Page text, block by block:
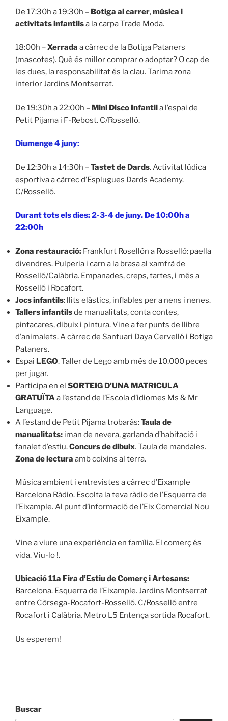
De 17:30h a 19:30h – Botiga al carrer,música i
activitats infantilsa la carpa Trade Moda.
18:00h –Xerrada a càrrec de la Botiga Pataners
(mascotes). Què és millor comprar o adoptar? O cap de
les dues, la responsabilitat és la clau. Tarima zona
interior Jardins Montserrat.
De 19:30h a 22:00h – Mini Disco Infantila l’espai de
Petit Pijama i F-Rebost. C/Rosselló.
Diumenge 4 juny:
De 12:30h a 14:30h –Tastet de Dards. Activitat lúdica
esportiva a càrrec d’Esplugues Dards Academy.
C/Rosselló.
Durant tots els dies: 2-3-4 de juny. De 10:00h a
22:00h
Zona restauració: Frankfurt Rosellón a Rosselló: paella
divendres. Pulperia i carn a la brasa al xamfrà de
Rosselló/Calàbria. Empanades, creps, tartes, i més a
Rosselló i Rocafort.
Jocs infantils: llits elàstics, inflables per a nens i nenes.
Tallers infantilsde manualitats, conta contes,
pintacares, dibuix i pintura. Vine a fer punts de llibre
d’animalets. A càrrec de Santuari Daya Cervelló i Botiga
Pataners.
Espai LEGO. Taller de Lego amb més de 10.000 peces
per jugar.
Participa en el SORTEIG D’UNA MATRICULA
GRATUÏTAa l’estand de l’Escola d’idiomes Ms & Mr
Language.
A l’estand de Petit Pijama trobaràs:Taula de
manualitats: iman de nevera, garlanda d’habitació i
fanalet d’estiu.Concurs de dibuix. Taula de mandales.
Zona de lectura amb coixins al terra.
Música ambient i entrevistes a càrrec d’Eixample
Barcelona Ràdio. Escolta la teva ràdio de l’Esquerra de
l’Eixample. Al punt d’informació de l’Eix Comercial Nou
Eixample.
Vine a viure una experiència en família. El comerç és
vida. Viu-lo !.
Ubicació 11a Fira d’Estiu de Comerç i Artesans:
Barcelona. Esquerra de l’Eixample. Jardins Montserrat
entre Còrsega-Rocafort-Rosselló. C/Rosselló entre
Rocafort i Calàbria. Metro L5 Entença sortida Rocafort.
Us esperem!
Buscar